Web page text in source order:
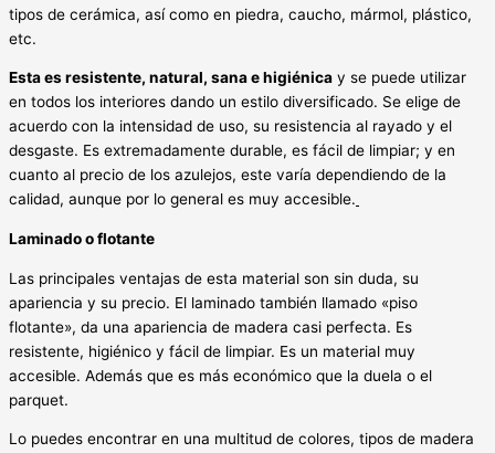
tipos de cerámica, así como en piedra, caucho, mármol, plástico,
etc.
Esta es resistente, natural, sana e higiénica y se puede utilizar
en todos los interiores dando un estilo diversificado. Se elige de
acuerdo con la intensidad de uso, su resistencia al rayado y el
desgaste. Es extremadamente durable, es fácil de limpiar; y en
cuanto al precio de los azulejos, este varía dependiendo de la
calidad, aunque por lo general es muy accesible.
Laminado o flotante
Las principales ventajas de esta material son sin duda, su
apariencia y su precio. El laminado también llamado «piso
flotante», da una apariencia de madera casi perfecta. Es
resistente, higiénico y fácil de limpiar. Es un material muy
accesible. Además que es más económico que la duela o el
parquet.
Lo puedes encontrar en una multitud de colores, tipos de madera